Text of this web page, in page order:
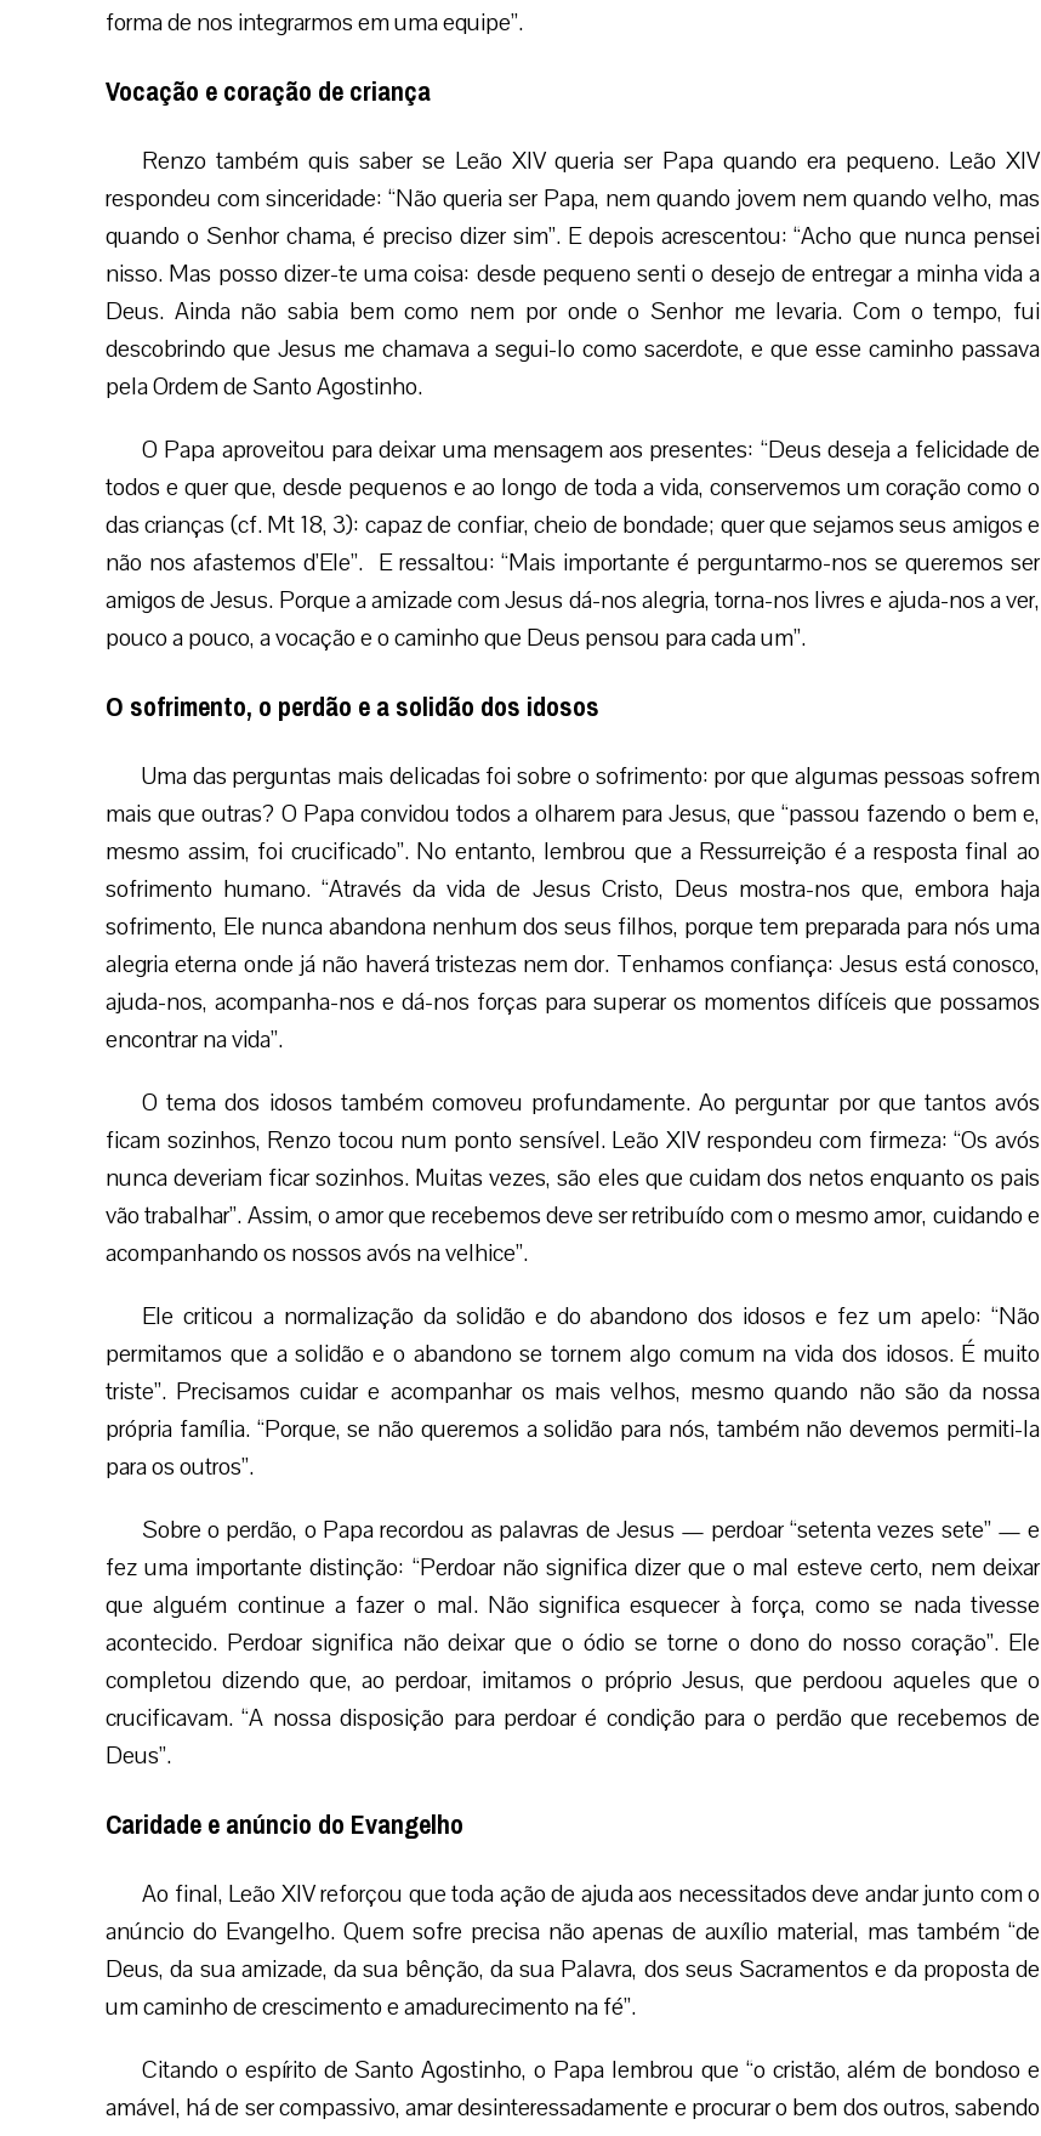
forma de nos integrarmos em uma equipe”.
Vocação e coração de criança
Renzo também quis saber se Leão XIV queria ser Papa quando era pequeno. Leão XIV
respondeu com sinceridade: “Não queria ser Papa, nem quando jovem nem quando velho, mas
quando o Senhor chama, é preciso dizer sim”. E depois acrescentou: “Acho que nunca pensei
nisso. Mas posso dizer-te uma coisa: desde pequeno senti o desejo de entregar a minha vida a
Deus. Ainda não sabia bem como nem por onde o Senhor me levaria. Com o tempo, fui
descobrindo que Jesus me chamava a segui-lo como sacerdote, e que esse caminho passava
pela Ordem de Santo Agostinho.
O Papa aproveitou para deixar uma mensagem aos presentes: “Deus deseja a felicidade de
todos e quer que, desde pequenos e ao longo de toda a vida, conservemos um coração como o
das crianças (cf. Mt 18, 3): capaz de confiar, cheio de bondade; quer que sejamos seus amigos e
não nos afastemos d’Ele”. E ressaltou: “Mais importante é perguntarmo-nos se queremos ser
amigos de Jesus. Porque a amizade com Jesus dá-nos alegria, torna-nos livres e ajuda-nos a ver,
pouco a pouco, a vocação e o caminho que Deus pensou para cada um”.
O sofrimento, o perdão e a solidão dos idosos
Uma das perguntas mais delicadas foi sobre o sofrimento: por que algumas pessoas sofrem
mais que outras? O Papa convidou todos a olharem para Jesus, que “passou fazendo o bem e,
mesmo assim, foi crucificado”. No entanto, lembrou que a Ressurreição é a resposta final ao
sofrimento humano. “Através da vida de Jesus Cristo, Deus mostra-nos que, embora haja
sofrimento, Ele nunca abandona nenhum dos seus filhos, porque tem preparada para nós uma
alegria eterna onde já não haverá tristezas nem dor. Tenhamos confiança: Jesus está conosco,
ajuda-nos, acompanha-nos e dá-nos forças para superar os momentos difíceis que possamos
encontrar na vida”.
O tema dos idosos também comoveu profundamente. Ao perguntar por que tantos avós
ficam sozinhos, Renzo tocou num ponto sensível. Leão XIV respondeu com firmeza: “Os avós
nunca deveriam ficar sozinhos. Muitas vezes, são eles que cuidam dos netos enquanto os pais
vão trabalhar”. Assim, o amor que recebemos deve ser retribuído com o mesmo amor, cuidando e
acompanhando os nossos avós na velhice”.
Ele criticou a normalização da solidão e do abandono dos idosos e fez um apelo: “Não
permitamos que a solidão e o abandono se tornem algo comum na vida dos idosos. É muito
triste”. Precisamos cuidar e acompanhar os mais velhos, mesmo quando não são da nossa
própria família. “Porque, se não queremos a solidão para nós, também não devemos permiti-la
para os outros”.
Sobre o perdão, o Papa recordou as palavras de Jesus — perdoar “setenta vezes sete” — e
fez uma importante distinção: “Perdoar não significa dizer que o mal esteve certo, nem deixar
que alguém continue a fazer o mal. Não significa esquecer à força, como se nada tivesse
acontecido. Perdoar significa não deixar que o ódio se torne o dono do nosso coração”. Ele
completou dizendo que, ao perdoar, imitamos o próprio Jesus, que perdoou aqueles que o
crucificavam. “A nossa disposição para perdoar é condição para o perdão que recebemos de
Deus”.
Caridade e anúncio do Evangelho
Ao final, Leão XIV reforçou que toda ação de ajuda aos necessitados deve andar junto com o
anúncio do Evangelho. Quem sofre precisa não apenas de auxílio material, mas também “de
Deus, da sua amizade, da sua bênção, da sua Palavra, dos seus Sacramentos e da proposta de
um caminho de crescimento e amadurecimento na fé”.
Citando o espírito de Santo Agostinho, o Papa lembrou que “o cristão, além de bondoso e
amável, há de ser compassivo, amar desinteressadamente e procurar o bem dos outros, sabendo